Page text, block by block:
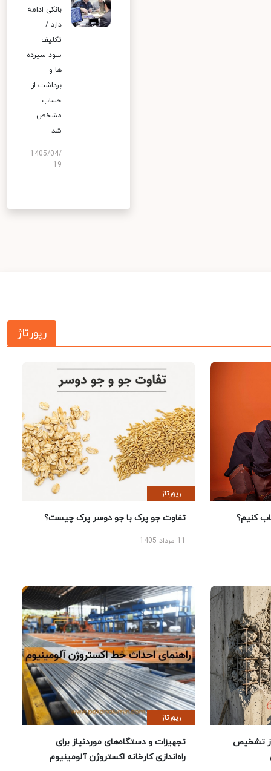
بانکی ادامه
دارد /
تکلیف
سود سپرده
ها و
برداشت از
حساب
مشخص
شد
1405/04/
19
رپورتاژ
کنیم؟
رپورتاژ
تفاوت جو پرک با جو دوسر پرک چیست؟
تشخیص
رپورتاژ
تجهیزات و دستگاه‌های موردنیاز برای
راه‌اندازی کارخانه اکستروژن آلومینیوم